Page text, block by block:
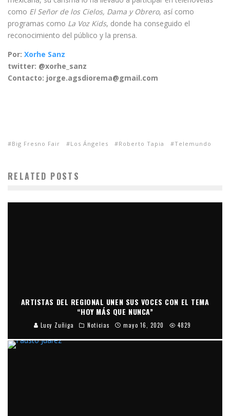
como El Señor de los Cielos, Dama y Obrero, así como
programas como La Voz Kids, donde ha conseguido el
reconocimiento del público y la prensa.
Por: Xorhe Sanz
twitter: @xorhe_sanz
Contacto: jorge.agsdiorema@gmail.com
Big Fresno Fair Los Ángeles Roberto Tapia Telemundo
RELATED POSTS
ARTISTAS DEL REGIONAL UNEN SUS VOCES CON EL TEMA
“HOY MÁS QUE NUNCA”
Lucy Zuñiga Noticias mayo 16, 2020 4829